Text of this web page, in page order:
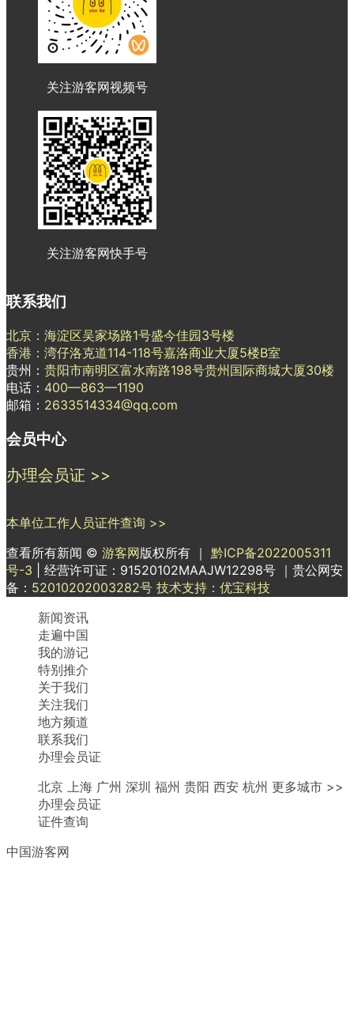
关注游客网视频号
关注游客网快手号
联系我们
北京：海淀区吴家场路1号盛今佳园3号楼
香港：湾仔洛克道114-118号嘉洛商业大厦5楼B室
贵州： 贵阳市南明区富水南路198号贵州国际商城大厦30楼
电话： 400—863—1190
邮箱： 2633514334@qq.com
会员中心
办理会员证 >>
本单位工作人员证件查询 >>
查看所有新闻 © 游客网版权所有 ｜ 黔ICP备2022005311
号-3
| 经营许可证：91520102MAAJW12298号 ｜贵公网安
备： 52010202003282号 技术支持：优宝科技
新闻资讯
走遍中国
我的游记
特别推介
关于我们
关注我们
地方频道
联系我们
办理会员证
北京 上海 广州 深圳 福州 贵阳 西安 杭州 更多城市 >>
办理会员证
证件查询
中国游客网